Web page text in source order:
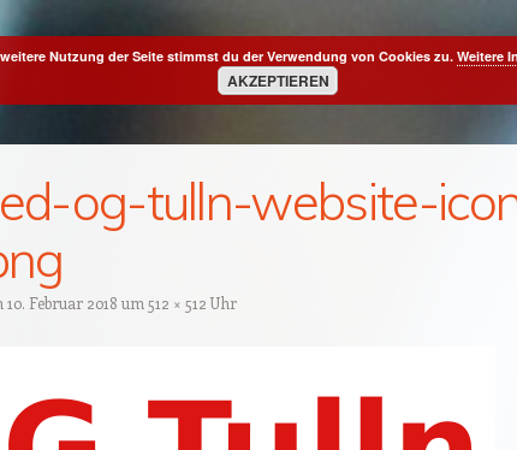
og-tulln-website-
10. Februar 2018 um 512 × 512 Uhr
Nutzung der Seite stimmst du der Verwendung von Cookies zu. Weitere
AKZEPTIEREN